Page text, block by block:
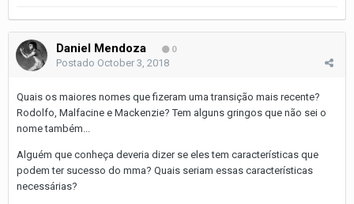
Daniel Mendoza 0
Postado October 3, 2018
Quais os maiores nomes que fizeram uma transição mais recente?
Rodolfo, Malfacine e Mackenzie? Tem alguns gringos que não sei o
nome também...
Alguém que conheça deveria dizer se eles tem características que
podem ter sucesso do mma? Quais seriam essas características
necessárias?